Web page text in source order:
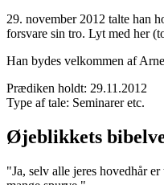
29. november 2012 talte han
forsvare sin tro. Lyt med her
Han bydes velkommen af
Prædiken holdt: 29.11.2012
Type af tale: Seminarer etc.
Øjeblikkets
"Ja, selv alle jeres hovedhår